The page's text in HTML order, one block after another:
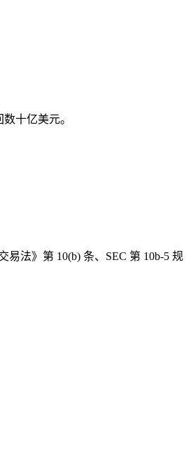
十亿美元。
法》第 10(b) 条、SEC 第 10b-5 规